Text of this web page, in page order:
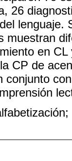
26
lenguaje.
muestran
en
CP de
conjunto